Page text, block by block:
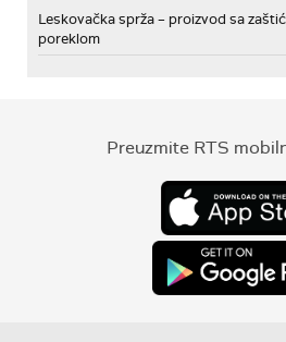
Leskovačka sprža – proizvod sa
poreklom
Preuzmite RTS